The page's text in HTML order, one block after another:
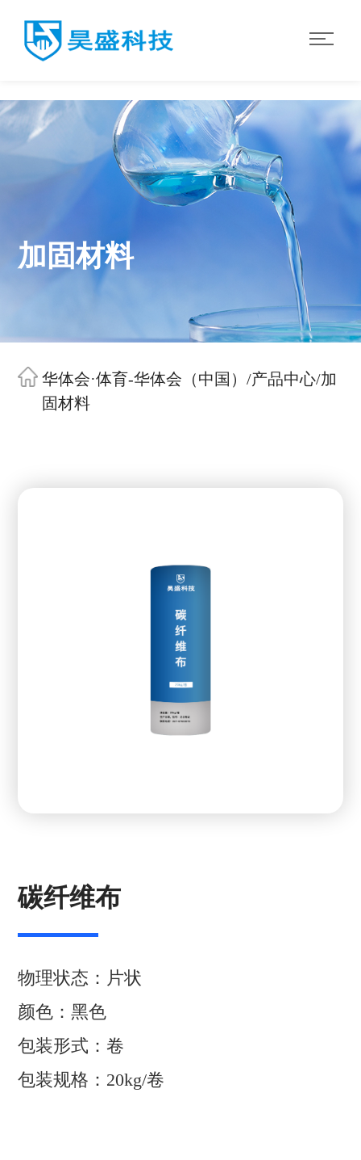
加固材料
华体会·体育-华体会（中国）/产品中心/加
固材料
碳纤维布
物理状态：片状
颜色：黑色
包装形式：卷
包装规格：20kg/卷